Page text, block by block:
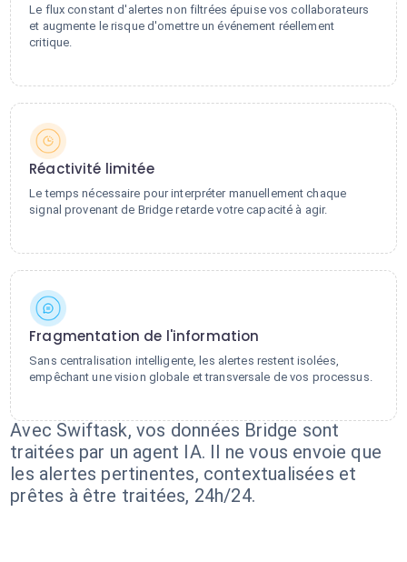
Le flux constant d'alertes non filtrées épuise vos collaborateurs
et augmente le risque d'omettre un événement réellement
critique.
Réactivité limitée
Le temps nécessaire pour interpréter manuellement chaque
signal provenant de Bridge retarde votre capacité à agir.
Fragmentation de l'information
Sans centralisation intelligente, les alertes restent isolées,
empêchant une vision globale et transversale de vos processus.
Avec Swiftask, vos données Bridge sont
traitées par un agent IA. Il ne vous envoie que
les alertes pertinentes, contextualisées et
prêtes à être traitées, 24h/24.